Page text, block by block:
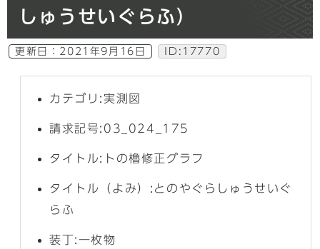
しゅうせいぐらふ）
更新日： 2021年9月16日 ID:17770
カテゴリ:実測図
請求記号:03_024_175
タイトル:トの櫓修正グラフ
タイトル（よみ）:とのやぐらしゅうせいぐ
らふ
装丁:一枚物